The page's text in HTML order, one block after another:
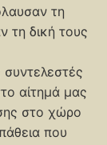
τη
τη δική τους
αίτημά μας
στο χώρο
που